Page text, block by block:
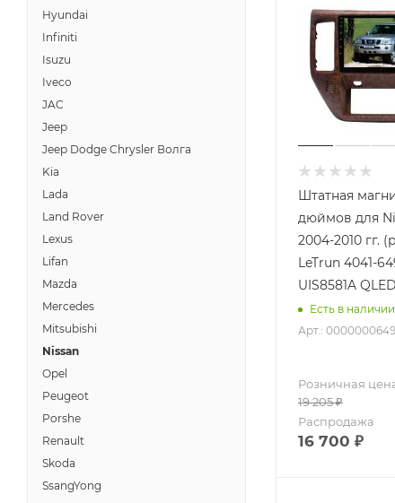
Штатная
дюймов для
2004-2010 гг.
LeTrun 4041-
UIS8581A
Есть в наличии
Арт.:
Розничная
19 205₽
Распродажа
16 700 ₽
Hyundai
Infiniti
Isuzu
Iveco
JAC
Jeep
Jeep Dodge Chrysler Волга
Kia
Lada
Land Rover
Lexus
Lifan
Mazda
Mercedes
Mitsubishi
Nissan
Opel
Peugeot
Porshe
Renault
Skoda
SsangYong